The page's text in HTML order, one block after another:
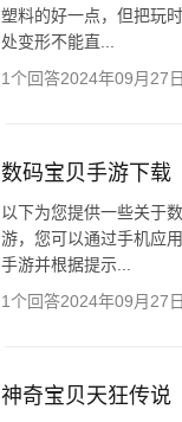
塑料的好一点，但把玩
处变形不能直...
1个回答2024年09月27
数码宝贝手游下载
以下为您提供一些关于
游，您可以通过手机应
手游并根据提示...
1个回答2024年09月27
神奇宝贝天狂传说